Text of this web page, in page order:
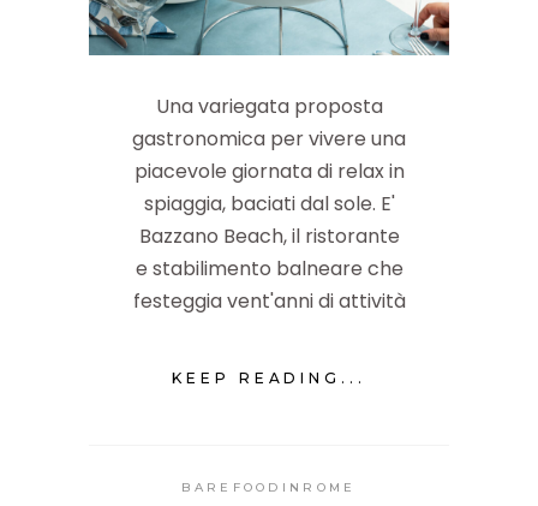
Una variegata proposta
gastronomica per vivere una
piacevole giornata di relax in
spiaggia, baciati dal sole. E'
Bazzano Beach, il ristorante
e stabilimento balneare che
festeggia vent'anni di attività
KEEP READING...
BAREFOODINROME